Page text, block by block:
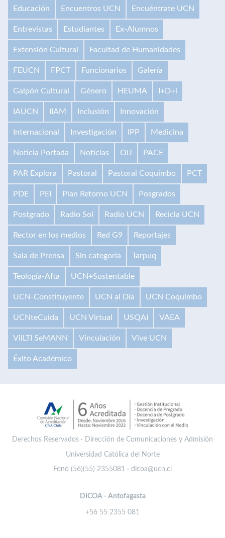
Educación Encuentros UCN Encuéntrate UCN
Entrevistas Estudiantes Ex-Alumnos
Extensión Cultural Facultad de Humanidades
FEUCN FPCT Funcionarios Galería
Galpón Cultural Género HEUMA I+D+i
IAUCN IIAM Inclusión Innovación
Internacional Investigación IPP Medicina
Noticia Portada Noticias OIJ PACE
PAR Explora Pastoral Pastoral Coquimbo PCT
PDE PEI Plan Retorno UCN Posgrados
Postgrado Radio Sol Radio UCN Recicla UCN
Rector en los medios Red G9 Reportajes
Sala de Prensa Sin categoría Tarpuq
Teología-Afta UCN+Sustentable
UCN-Constituyente UCN al Día UCN Coquimbo
UCNteCuida UCN Virtual USQAI VAEA
VilLTI SeMANN Vinculación Vive UCN
Éxito Académico
Derechos Reservados · Dirección de Comunicaciones y Admisión
Universidad Católica del Norte
Fono (56)(55) 2355081 · dicoa@ucn.cl
DICOA - Antofagasta
+56 55 2355 081